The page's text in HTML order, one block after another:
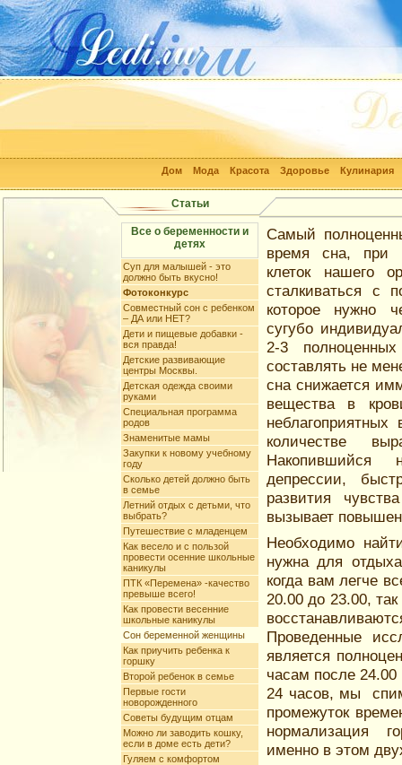
Дом Мода Красота Здоровье Кулинария
Статьи
Все о беременности и
детях
Суп для малышей - это
должно быть вкусно!
Фотоконкурс
Совместный сон с ребенком
– ДА или НЕТ?
Дети и пищевые добавки -
вся правда!
Детские развивающие
центры Москвы.
Детская одежда своими
руками
Специальная программа
родов
Знаменитые мамы
Закупки к новому учебному
году
Сколько детей должно быть
в семье
Летний отдых с детьми, что
выбрать?
Путешествие с младенцем
Как весело и с пользой
провести осенние школьные
каникулы
ПТК «Перемена» -качество
превыше всего!
Как провести весенние
школьные каникулы
Сон беременной женщины
Как приучить ребенка к
горшку
Второй ребенок в семье
Первые гости
новорожденного
Советы будущим отцам
Можно ли заводить кошку,
если в доме есть дети?
Гуляем с комфортом
Самый
время сна, при
клеток нашего
сталкиваться с
которое нужно
сугубо
2-3
составлять не
сна снижается
вещества в
количестве
Накопившийся
депрессии,
развития
вызывает
Необходимо
нужна для
когда вам легче
20.00 до 23.00,
Проведенные
является
часам после
24 часов, мы
промежуток
нормализация
именно в этом